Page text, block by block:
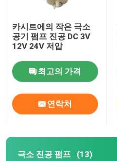
카시트에의 작은 극소
공기 펌프 진공 DC 3V
12V 24V 저압
최고의 가격
연락처
극소 진공 펌프 (13)